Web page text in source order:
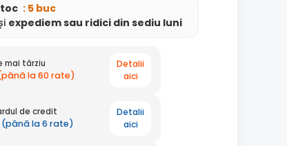
: 5 buc
expediemsau ridici din sediu luni
mai târziu
la 60 rate)
Detalii
aici
de credit
(până la 6 rate)
Detalii
aici